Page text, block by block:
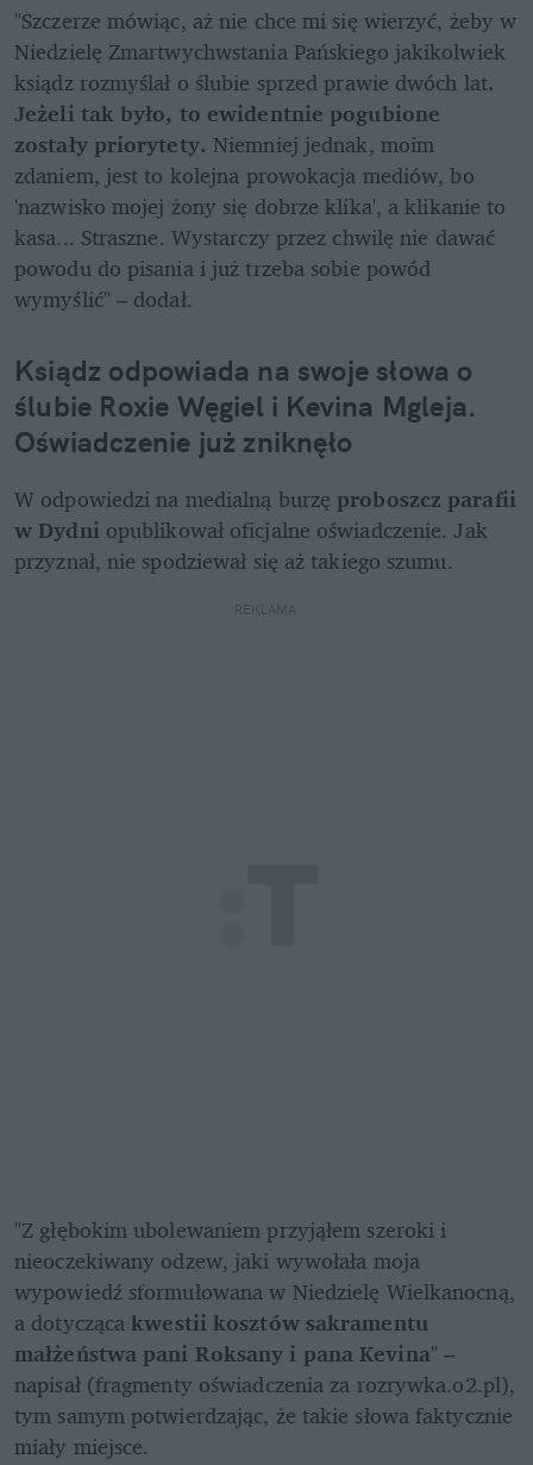
"Szczerze mówiąc, aż nie chce mi się wierzyć, żeby w
Niedzielę Zmartwychwstania Pańskiego jakikolwiek
ksiądz rozmyślał o ślubie sprzed prawie dwóch lat.
Jeżeli tak było, to ewidentnie pogubione
zostały priorytety. Niemniej jednak, moim
zdaniem, jest to kolejna prowokacja mediów, bo
'nazwisko mojej żony się dobrze klika', a klikanie to
kasa... Straszne. Wystarczy przez chwilę nie dawać
powodu do pisania i już trzeba sobie powód
wymyślić" – dodał.
Ksiądz odpowiada na swoje słowa o
ślubie Roxie Węgiel i Kevina Mgleja.
Oświadczenie już zniknęło
W odpowiedzi na medialną burzę proboszcz parafii
w Dydni opublikował oficjalne oświadczenie. Jak
przyznał, nie spodziewał się aż takiego szumu.
REKLAMA
"Z głębokim ubolewaniem przyjąłem szeroki i
nieoczekiwany odzew, jaki wywołała moja
wypowiedź sformułowana w Niedzielę Wielkanocną,
a dotycząca kwestii kosztów sakramentu
małżeństwa pani Roksany i pana Kevina" –
napisał (fragmenty oświadczenia za rozrywka.o2.pl),
tym samym potwierdzając, że takie słowa faktycznie
miały miejsce.